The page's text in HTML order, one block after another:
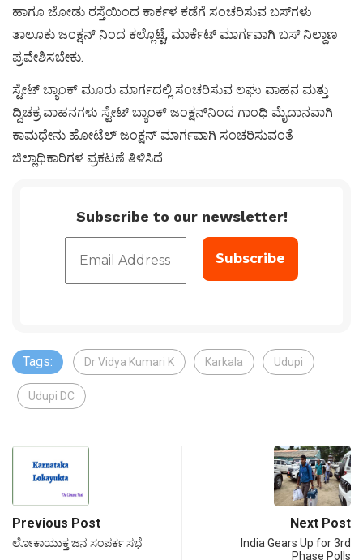
ಹಾಗೂ ಜೋಡು ರಸ್ತೆಯಿಂದ ಕಾರ್ಕಳ ಕಡೆಗೆ ಸಂಚರಿಸುವ ಬಸ್‌ಗಳು
ತಾಲೂಕು ಜಂಕ್ಷನ್ ನಿಂದ ಕಲ್ಲೊಟ್ಟೆ, ಮಾರ್ಕೆಟ್ ಮಾರ್ಗವಾಗಿ ಬಸ್ ನಿಲ್ದಾಣ
ಪ್ರವೇಶಿಸಬೇಕು.
ಸ್ಟೇಟ್ ಬ್ಯಾಂಕ್ ಮೂರು ಮಾರ್ಗದಲ್ಲಿ ಸಂಚರಿಸುವ ಲಘು ವಾಹನ ಮತ್ತು
ದ್ವಿಚಕ್ರ ವಾಹನಗಳು ಸ್ಟೇಟ್ ಬ್ಯಾಂಕ್ ಜಂಕ್ಷನ್‌ನಿಂದ ಗಾಂಧಿ ಮೈದಾನವಾಗಿ
ಕಾಮಧೇನು ಹೋಟೆಲ್ ಜಂಕ್ಷನ್ ಮಾರ್ಗವಾಗಿ ಸಂಚರಿಸುವಂತೆ
ಜಿಲ್ಲಾಧಿಕಾರಿಗಳ ಪ್ರಕಟಣೆ ತಿಳಿಸಿದೆ.
Subscribe to our newsletter!
Tags: Dr Vidya Kumari K Karkala Udupi
Udupi DC
Previous Post
ಲೋಕಾಯುಕ್ತ ಜನ ಸಂಪರ್ಕ ಸಭೆ
Next Post
India Gears Up for 3rd
Phase Polls